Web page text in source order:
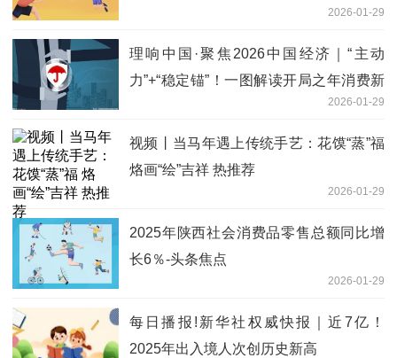
2026-01-29
理响中国·聚焦2026中国经济｜“主动
力”+“稳定锚”！一图解读开局之年消费新
2026-01-29
视频丨当马年遇上传统手艺：花馍“蒸”福
烙画“绘”吉祥 热推荐
2026-01-29
2025年陕西社会消费品零售总额同比增
长6％-头条焦点
2026-01-29
每日播报!新华社权威快报｜近7亿！
2025年出入境人次创历史新高